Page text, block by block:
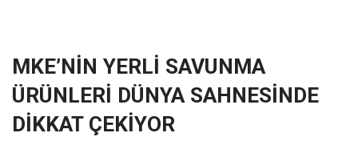
MKE’NİN YERLİ SAVUNMA
ÜRÜNLERİ DÜNYA SAHNESİNDE
DİKKAT ÇEKİYOR